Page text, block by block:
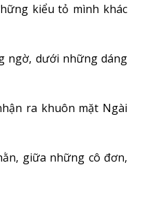
kiểu tỏ mình khác
ngờ, dưới những dáng
ra khuôn mặt Ngài
giữa những cô đơn,